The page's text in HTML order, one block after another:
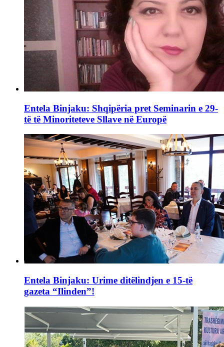
Entela Binjaku: Shqipëria pret Seminarin e 29-
të të Minoriteteve Sllave në Europë
Entela Binjaku: Urime ditëlindjen e 15-të
gazeta “Ilinden”!